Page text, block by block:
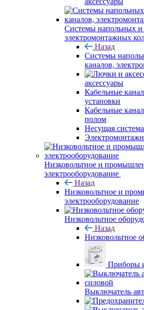
Системы напольных и
электромонтажных
Назад
Системы
каналов,
аксессуары
Кабельные
установки
Кабельные
полом
Несущая
Низковольтное и
электрооборудование
Назад
Низковольтное и
электрооборудование
Низковольтное
Назад
Низковольтное
Приборы
Выключатель